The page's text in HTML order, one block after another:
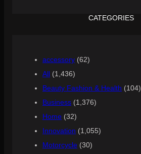
CATEGORIES
accessory (62)
All (1,436)
Beauty Fashion & Health (104)
Business (1,376)
Home (32)
Innovation (1,055)
Motorcycle (30)